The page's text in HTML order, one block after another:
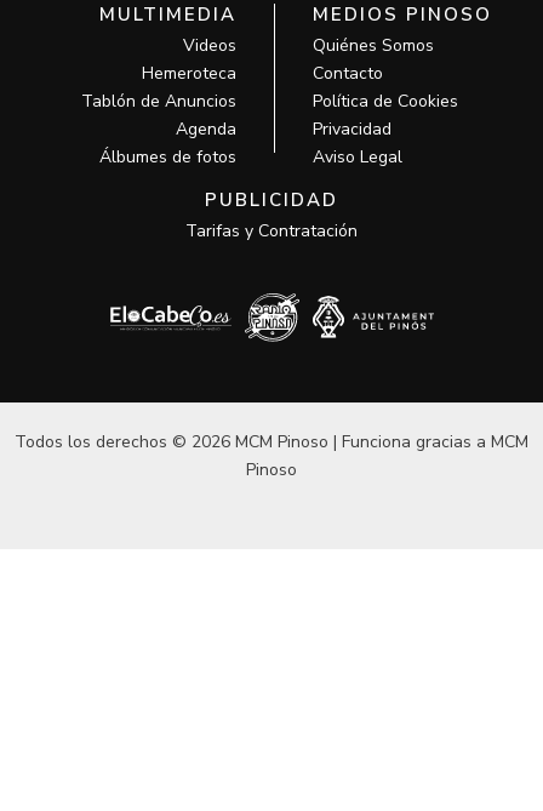
MULTIMEDIA
Videos
Hemeroteca
Tablón de Anuncios
Agenda
Álbumes de fotos
MEDIOS PINOSO
Quiénes Somos
Contacto
Política de Cookies
Privacidad
Aviso Legal
PUBLICIDAD
Tarifas y Contratación
Todos los derechos © 2026 MCM Pinoso | Funciona gracias a MCM
Pinoso